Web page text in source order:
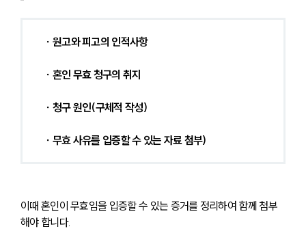
∙ 원고와 피고의 인적사항
∙ 혼인 무효 청구의 취지
∙ 청구 원인(구체적 작성)
∙ 무효 사유를 입증할 수 있는 자료 첨부)
이때 혼인이 무효임을 입증할 수 있는 증거를 정리하여 함께 첨부
해야 합니다.